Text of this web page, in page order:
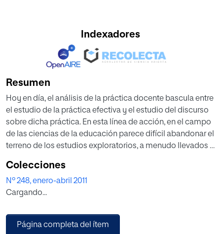
Indexadores
Resumen
Hoy en día, el análisis de la práctica docente bascula entre
el estudio de la práctica efectiva y el estudio del discurso
sobre dicha práctica. En esta línea de acción, en el campo
de las ciencias de la educación parece difícil abandonar el
terreno de los estudios exploratorios, a menudo llevados a
restringido de sujetos, impidiendo así cualquier esfuerzo
de generalización. En este artículo se presenta un proceso
científico de modelización de invariantes a la base de la
estudio de las representaciones de la práctica formuladas
por un número suficiente de docentes y extraídas al hilo de
Colecciones
Nº 248, enero-abril 2011
Cargando...
Página completa del ítem